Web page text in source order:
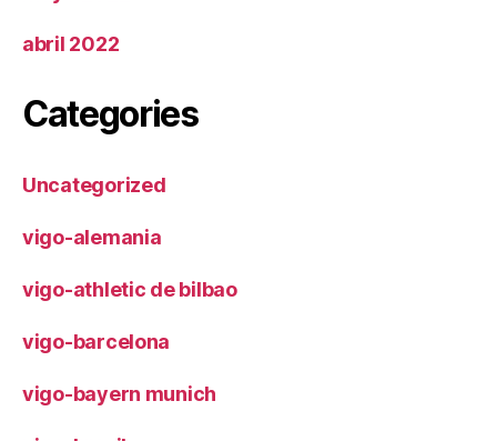
abril 2022
Categories
Uncategorized
vigo-alemania
vigo-athletic de bilbao
vigo-barcelona
vigo-bayern munich